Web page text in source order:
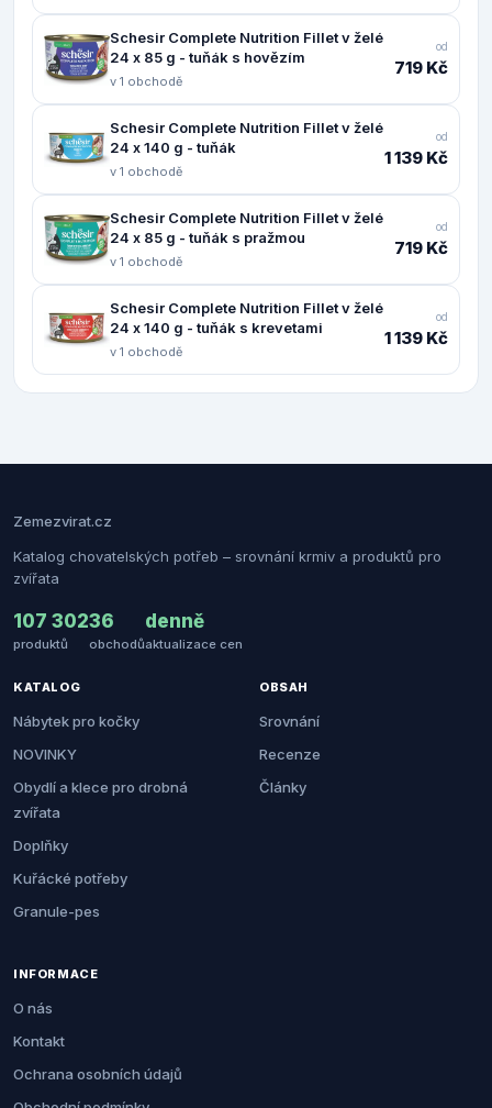
Schesir Complete Nutrition Fillet v želé
24 x 85 g - tuňák s hovězím
v 1 obchodě
od
719 Kč
Schesir Complete Nutrition Fillet v želé
24 x 140 g - tuňák
v 1 obchodě
od
1 139 Kč
Schesir Complete Nutrition Fillet v želé
24 x 85 g - tuňák s pražmou
v 1 obchodě
od
719 Kč
Schesir Complete Nutrition Fillet v želé
24 x 140 g - tuňák s krevetami
v 1 obchodě
od
1 139 Kč
Zemezvirat.cz
Katalog chovatelských potřeb – srovnání krmiv a produktů pro
zvířata
107 302
produktů
36
obchodů
denně
aktualizace cen
KATALOG
Nábytek pro kočky
NOVINKY
Obydlí a klece pro drobná
zvířata
Doplňky
Kuřácké potřeby
Granule-pes
OBSAH
Srovnání
Recenze
Články
INFORMACE
O nás
Kontakt
Ochrana osobních údajů